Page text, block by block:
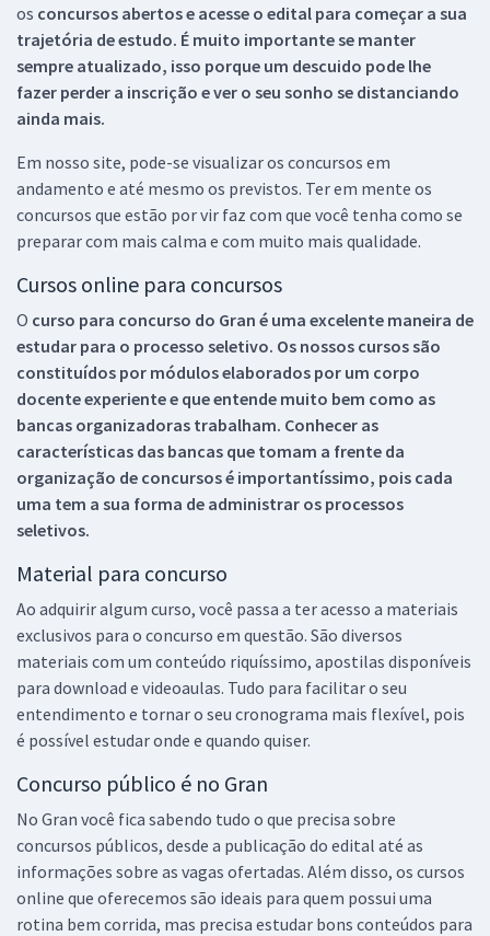
os concursos abertos e acesse o edital para começar a sua
trajetória de estudo. É muito importante se manter
sempre atualizado, isso porque um descuido pode lhe
fazer perder a inscrição e ver o seu sonho se distanciando
ainda mais.
Em nosso site, pode-se visualizar os concursos em
andamento e até mesmo os previstos. Ter em mente os
concursos que estão por vir faz com que você tenha como se
preparar com mais calma e com muito mais qualidade.
Cursos online para concursos
O curso para concurso do Gran é uma excelente maneira de
estudar para o processo seletivo. Os nossos cursos são
constituídos por módulos elaborados por um corpo
docente experiente e que entende muito bem como as
bancas organizadoras trabalham. Conhecer as
características das bancas que tomam a frente da
organização de concursos é importantíssimo, pois cada
uma tem a sua forma de administrar os processos
seletivos.
Material para concurso
Ao adquirir algum curso, você passa a ter acesso a materiais
exclusivos para o concurso em questão. São diversos
materiais com um conteúdo riquíssimo, apostilas disponíveis
para download e videoaulas. Tudo para facilitar o seu
entendimento e tornar o seu cronograma mais flexível, pois
é possível estudar onde e quando quiser.
Concurso público é no Gran
No Gran você fica sabendo tudo o que precisa sobre
concursos públicos, desde a publicação do edital até as
informações sobre as vagas ofertadas. Além disso, os cursos
online que oferecemos são ideais para quem possui uma
rotina bem corrida, mas precisa estudar bons conteúdos para